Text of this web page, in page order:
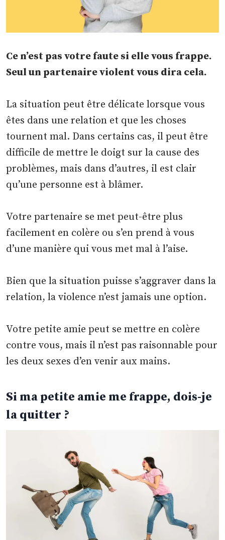
Ce n’est pas votre faute si elle vous frappe.
Seul un partenaire violent vous dira cela.
La situation peut être délicate lorsque vous
êtes dans une relation et que les choses
tournent mal. Dans certains cas, il peut être
difficile de mettre le doigt sur la cause des
problèmes, mais dans d’autres, il est clair
qu’une personne est à blâmer.
Votre partenaire se met peut-être plus
facilement en colère ou s’en prend à vous
d’une manière qui vous met mal à l’aise.
Bien que la situation puisse s’aggraver dans la
relation, la violence n’est jamais une option.
Votre petite amie peut se mettre en colère
contre vous, mais il n’est pas raisonnable pour
les deux sexes d’en venir aux mains.
Si ma petite amie me frappe, dois-je
la quitter ?